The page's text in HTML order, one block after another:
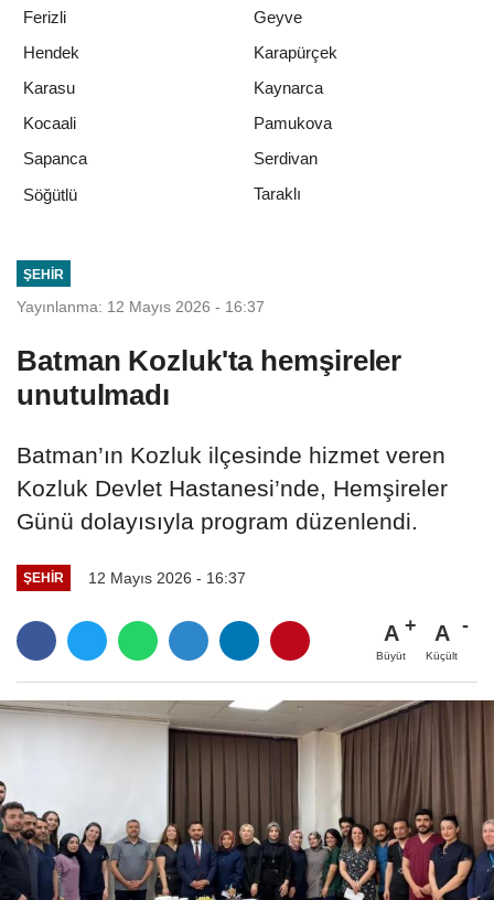
Ferizli
Geyve
Hendek
Karapürçek
Karasu
Kaynarca
Kocaali
Pamukova
Sapanca
Serdivan
Söğütlü
Taraklı
ŞEHIR
Yayınlanma: 12 Mayıs 2026 - 16:37
Batman Kozluk'ta hemşireler
unutulmadı
Batman’ın Kozluk ilçesinde hizmet veren
Kozluk Devlet Hastanesi’nde, Hemşireler
Günü dolayısıyla program düzenlendi.
ŞEHIR 12 Mayıs 2026 - 16:37
A
Büyüt
A
Küçült